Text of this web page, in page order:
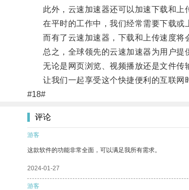
此外，云速加速器还可以加速下载和上
在平时的工作中，我们经常需要下载或
而有了云速加速器，下载和上传速度将
总之，全球领先的云速加速器为用户提
无论是网页浏览、视频播放还是文件传
让我们一起享受这个快捷便利的互联网
#18#
评论
游客
这款软件的功能非常全面，可以满足我所有需求。
2024-01-27
游客